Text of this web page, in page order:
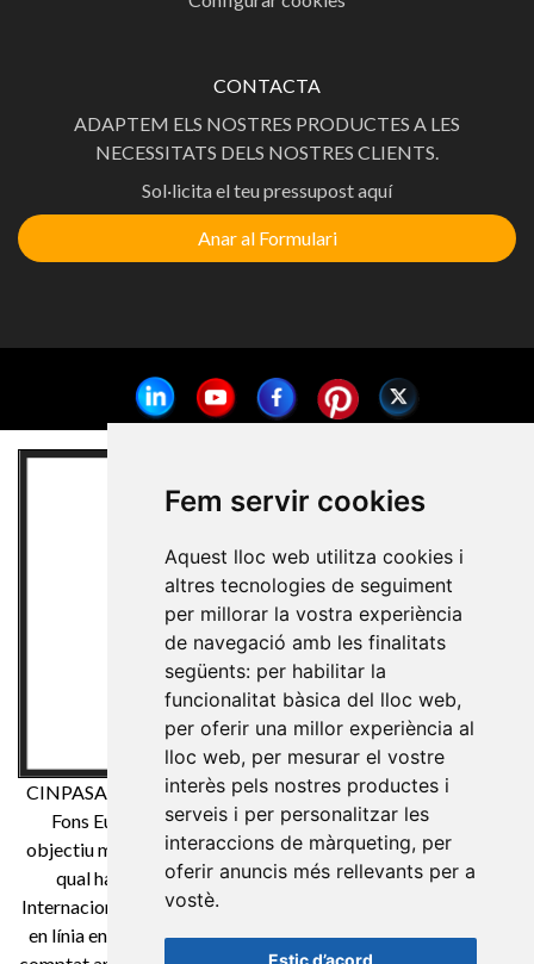
Fem servir cookies
Aquest lloc web utilitza cookies i
altres tecnologies de seguiment
per millorar la vostra experiència
de navegació amb les finalitats
següents: per habilitar la
funcionalitat bàsica del lloc web,
per oferir una millor experiència al
lloc web, per mesurar el vostre
interès pels nostres productes i
serveis i per personalitzar les
interaccions de màrqueting, per
oferir anuncis més rellevants per a
vostè.
Estic d’acord
CONTACTA
ADAPTEM ELS NOSTRES PRODUCTES A LES
NECESSITATS DELS NOSTRES CLIENTS.
Sol·licita el teu pressupost aquí
Anar al Formulari
CINPASA Cintes i Passamaneria SA ha estat beneficiària de
Fons Europeu de Desenvolupament Regional té com a
objectiu millorar la competitivitat de les Pimes i gràcies a el
qual ha posat en marxa un Pla de Màrqueting Digital
Internacional amb l'objectiu de millorar el seu posicionament
en línia en mercats exteriors durant el any 2021. Per això ha